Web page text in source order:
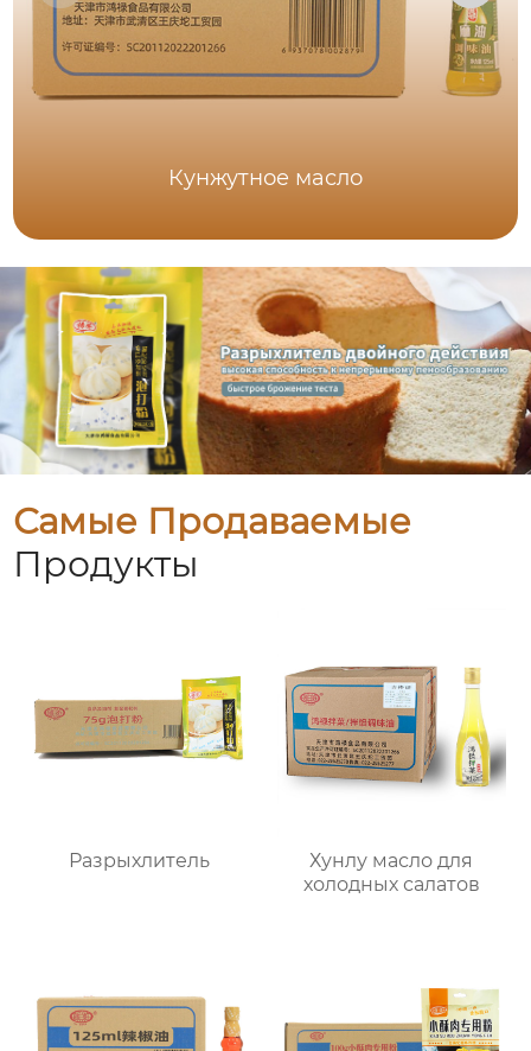
Кунжутное масло
Самые Продаваемые
Продукты
Разрыхлитель
Хунлу масло для
холодных салатов